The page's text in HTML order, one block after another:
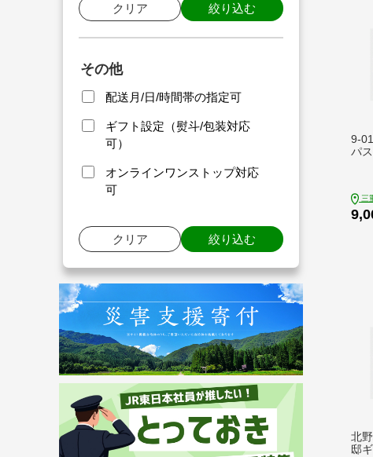
クリア 絞り込む
その他
配送月/日/時間帯の指定可
ギフト設定（熨斗/包装対応
可）
オンラインワンストップ対応
可
クリア 絞り込む
9-
パ
三
北
邸